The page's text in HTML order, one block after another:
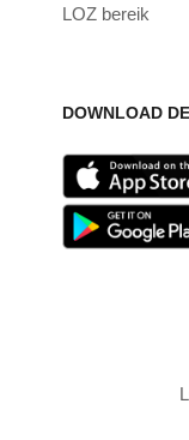
LOZ bereik
DOWNLOAD